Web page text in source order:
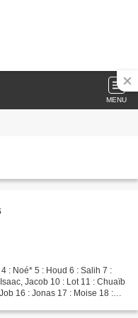
MENU
: Noé* 5 : Houd 6 : Salih 7 :
Jacob 10 : Lot 11 : Chuaïb
16 : Jonas 17 : Moise 18 :